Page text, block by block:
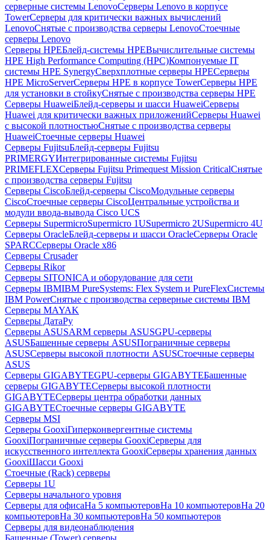
серверные системы LenovoСерверы Lenovo в корпусе
TowerСерверы для критически важных вычислений
LenovoСнятые с производства серверы LenovoСтоечные
серверы Lenovo
Серверы HPEБлейд-системы HPEВычислительные системы
HPE High Performance Computing (HPC)Компонуемые IT
системы HPE SynergyСверхплотные серверы HPEСерверы
HPE MicroServerСерверы HPE в корпусе TowerСерверы HPE
для установки в стойкуСнятые с производства серверы HPE
Серверы HuaweiБлейд-серверы и шасси HuaweiСерверы
Huawei для критически важных приложенийСерверы Huawei
с высокой плотностьюСнятые с производства серверы
HuaweiСтоечные серверы Huawei
Серверы FujitsuБлейд-серверы Fujitsu
PRIMERGYИнтегрированные системы Fujitsu
PRIMEFLEXСерверы Fujitsu Primequest Mission CriticalСнятые
с производства серверы Fujitsu
Серверы CiscoБлейд-серверы CiscoМодульные серверы
CiscoСтоечные серверы CiscoЦентральные устройства и
модули ввода-вывода Cisco UCS
Серверы SupermicroSupermicro 1USupermicro 2USupermicro 4U
Серверы OracleБлейд-серверы и шасси OracleСерверы Oracle
SPARCСерверы Oracle x86
Серверы Crusader
Серверы Rikor
Серверы SITONICA и оборудование для сети
Серверы IBMIBM PureSystems: Flex System и PureFlexСистемы
IBM PowerСнятые с производства серверные системы IBM
Серверы MAYAK
Серверы ДатаРу
Серверы ASUSARM серверы ASUSGPU-серверы
ASUSБашенные серверы ASUSПограничные серверы
ASUSСерверы высокой плотности ASUSСтоечные серверы
ASUS
Серверы GIGABYTEGPU-серверы GIGABYTEБашенные
серверы GIGABYTEСерверы высокой плотности
GIGABYTEСерверы центра обработки данных
GIGABYTEСтоечные серверы GIGABYTE
Серверы MSI
Серверы GooxiГиперконвергентные системы
GooxiПограничные серверы GooxiСерверы для
искусственного интеллекта GooxiСерверы хранения данных
GooxiШасси Gooxi
Стоечные (Rack) серверы
Серверы 1U
Серверы начального уровня
Серверы для офисаНа 5 компьютеровНа 10 компьютеровНа 20
компьютеровНа 30 компьютеровНа 50 компьютеров
Серверы для видеонаблюдения
Башенные (Tower) серверы